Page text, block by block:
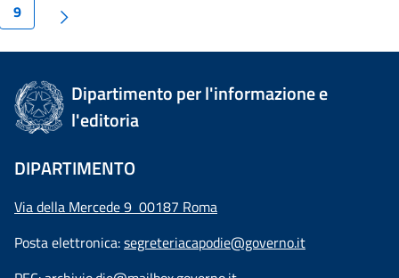
9
Dipartimento per l'informazione e
l'editoria
DIPARTIMENTO
Via della Mercede 9 00187 Roma
Posta elettronica:segreteriacapodie@governo.it